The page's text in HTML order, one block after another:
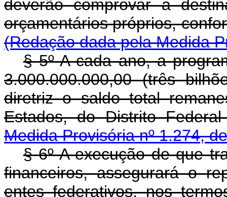
deverão comprovar a
orçamentários próprios,
(Redação dada pela Medida
§ 5º A cada ano, a
3.000.000.000,00 (três
diretriz o saldo total
Estados, do Distrito
Medida Provisória nº 1.274,
§ 6º A execução de que
financeiros, assegurará o
entes federativos, nos